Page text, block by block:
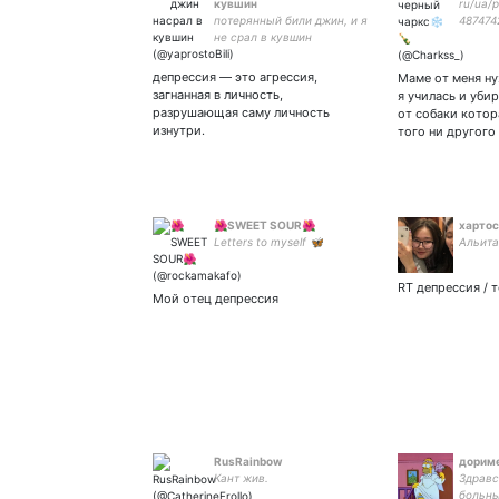
кувшин
потерянный били джин, и я
не срал в кувшин
депрессия — это агрессия,
загнанная в личность,
разрушающая саму личность
изнутри.
ru/ua/
Маме от меня
я училась и
от собаки
того ни
🌺SWEET SOUR🌺
Letters to myself 🦋
Мой отец депрессия
RT депрессия /
RusRainbow
Кант жив.